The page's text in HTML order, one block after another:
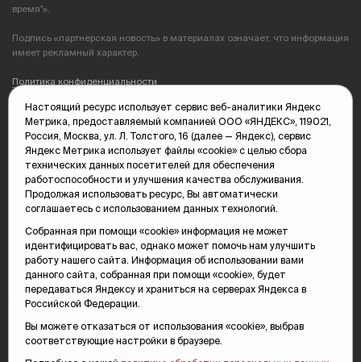
время"».
Подпись «партнерская новость» в материалах означает, что информация
имеет рекламный характер.
Политика конфиденциальности
Редакция: 625035, Тюмень, пр. Геологоразведчиков, 28А
(3452) 68-89-05
edit@vsluh.ru
Главный редактор: Панкина Т.Ю.
kika@vsluh.ru
По вопросам рекламы:
(3452) 68-89-78
kotovaev@sibinformburo.ru
mim@vsluh.ru
Настоящий ресурс использует сервис веб-аналитики Яндекс
Метрика, предоставляемый компанией ООО «ЯНДЕКС», 119021,
Россия, Москва, ул. Л. Толстого, 16 (далее — Яндекс), сервис
Яндекс Метрика использует файлы «cookie» с целью сбора
технических данных посетителей для обеспечения
работоспособности и улучшения качества обслуживания.
Продолжая использовать ресурс, Вы автоматически
соглашаетесь с использованием данных технологий.
Собранная при помощи «cookie» информация не может
идентифицировать вас, однако может помочь нам улучшить
работу нашего сайта. Информация об использовании вами
данного сайта, собранная при помощи «cookie», будет
передаваться Яндексу и храниться на серверах Яндекса в
Российской Федерации.
Вы можете отказаться от использования «cookie», выбрав
соответствующие настройки в браузере.